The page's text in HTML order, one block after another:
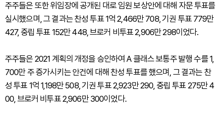
주주들은 또한 위임장에 공개된 대로 임원 보상안에 대해 자문 투표를
실시했으며, 그 결과는 찬성 투표 1억 2,466만 708, 기권 투표 779만
427, 중립 투표 152만 448, 브로커 비투표 2,906만 298이었다.
주주들은 2021 계획의 개정을 승인하여 A 클래스 보통주 발행 수를 1,
700만 주 증가시키는 안건에 대해 찬성 투표를 했으며, 그 결과는 찬
성 투표 1억 1,198만 508, 기권 투표 2,923만 290, 중립 투표 275만 4
00, 브로커 비투표 2,906만 300이었다.